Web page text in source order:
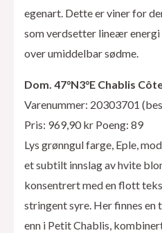
egenart. Dette er viner for
som verdsetter lineær
over umiddelbar sødme.
Dom. 47°N3°E Chablis
Varenummer: 20303701
Pris: 969,90 kr Poeng: 89
Lys grønngul farge, Eple,
et subtilt innslag av hvite
konsentrert med en flott
stringent syre. Her finnes
enn i Petit Chablis,